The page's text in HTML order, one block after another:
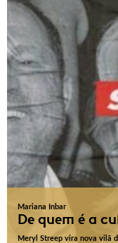
Mariana Inbar
De quem é a
Meryl Streep vira nova vilã